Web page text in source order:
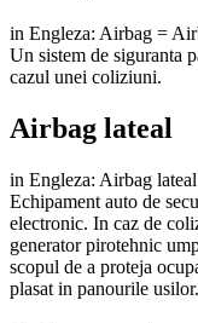
in Engleza: Airbag =
Un sistem de siguranta
cazul unei coliziuni.
Airbag lateal
in Engleza: Airbag
Echipament auto de
electronic. In caz de
generator pirotehnic
scopul de a proteja
plasat in panourile usilor.